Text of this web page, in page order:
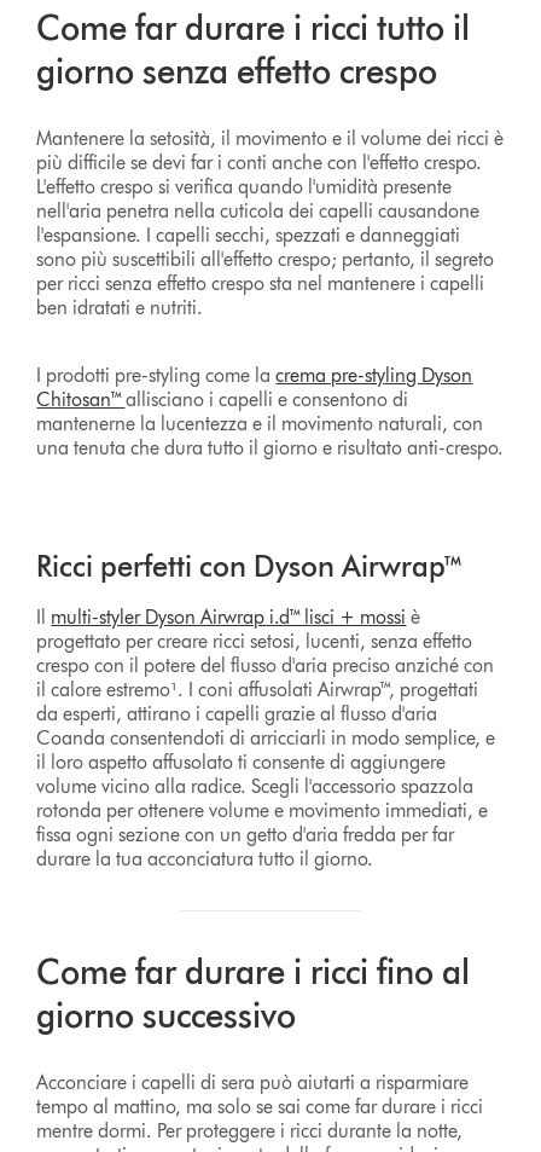
Come far durare i ricci tutto il
giorno senza effetto crespo
Mantenere la setosità, il movimento e il volume dei ricci è
più difficile se devi far i conti anche con l'effetto crespo.
L'effetto crespo si verifica quando l'umidità presente
nell'aria penetra nella cuticola dei capelli causandone
l'espansione. I capelli secchi, spezzati e danneggiati
sono più suscettibili all'effetto crespo; pertanto, il segreto
per ricci senza effetto crespo sta nel mantenere i capelli
ben idratati e nutriti.
I prodotti pre-styling come lacrema pre-styling Dyson
Chitosan™allisciano i capelli e consentono di
mantenerne la lucentezza e il movimento naturali, con
una tenuta che dura tutto il giorno e risultato anti-crespo.
Ricci perfetti con Dyson Airwrap™
Il multi-styler Dyson Airwrap i.d™ lisci + mossi è
progettato per creare ricci setosi, lucenti, senza effetto
crespo con il potere del flusso d'aria preciso anziché con
il calore estremo¹. I coni affusolati Airwrap™, progettati
da esperti, attirano i capelli grazie al flusso d'aria
Coanda consentendoti di arricciarli in modo semplice, e
il loro aspetto affusolato ti consente di aggiungere
volume vicino alla radice. Scegli l'accessorio spazzola
rotonda per ottenere volume e movimento immediati, e
fissa ogni sezione con un getto d'aria fredda per far
durare la tua acconciatura tutto il giorno.
Come far durare i ricci fino al
giorno successivo
Acconciare i capelli di sera può aiutarti a risparmiare
tempo al mattino, ma solo se sai come far durare i ricci
mentre dormi. Per proteggere i ricci durante la notte,